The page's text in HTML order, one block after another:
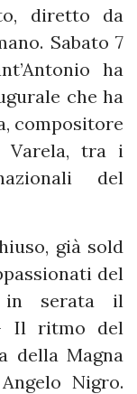
diretto da
Sabato 7
ha
che ha
compositore
Varela, tra i
del
già sold
del
in serata il
Il ritmo del
della Magna
Nigro.